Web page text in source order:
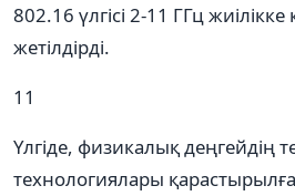
802.16 үлгісі 2-11 ГГц
жетілдірді.
11
Үлгіде, физикалық деңгейдің
технологиялары